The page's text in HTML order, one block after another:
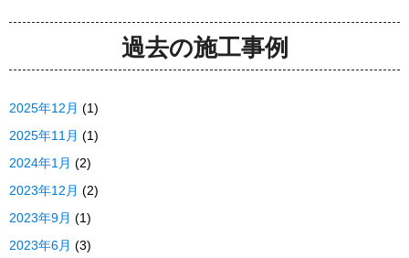
過去の施工事例
2025年12月 (1)
2025年11月 (1)
2024年1月 (2)
2023年12月 (2)
2023年9月 (1)
2023年6月 (3)